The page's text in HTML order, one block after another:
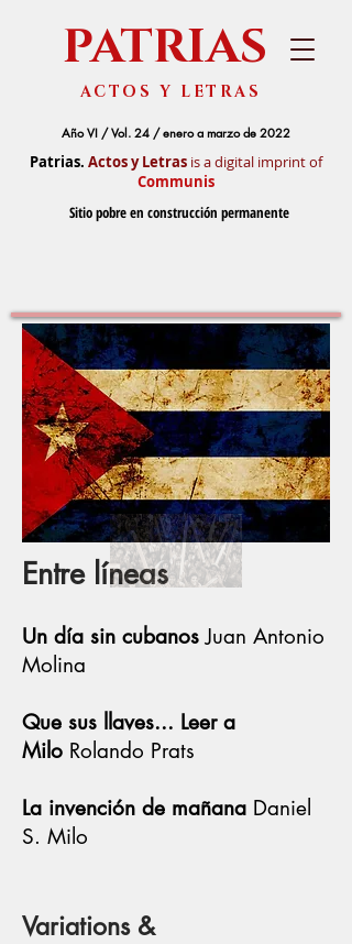
PATRIAS
Sitio pobre en construcción permanente
ACTOS Y LETRAS
Año VI / Vol. 24 / enero a marzo de 2022
Patrias. Actos y Letras is a digital imprint of
Communis
Entre líneas
Un día sin cubanosJuan Antonio
Molina
Que sus llaves... Leer a
Milo Rolando Prats
La invención de mañana Daniel
S. Milo
Variations &